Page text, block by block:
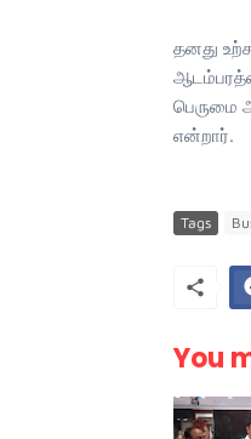
தனது
பெருமை
என்றார்.
Tags
You